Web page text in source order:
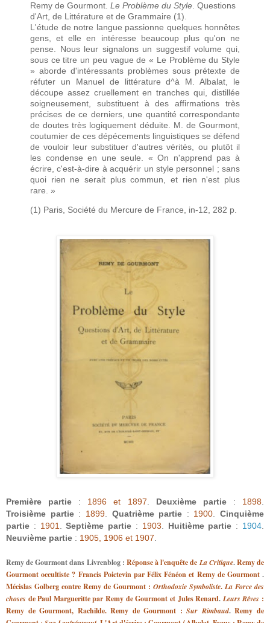
Remy de Gourmont. Le Problème du Style. Questions
d'Art, de Littérature et de Grammaire (1).
L'étude de notre langue passionne quelques honnêtes
gens, et elle en intéresse beaucoup plus qu'on ne
pense. Nous leur signalons un suggestif volume qui,
sous ce titre un peu vague de « Le Problème du Style
» aborde d'intéressants problèmes sous prétexte de
réfuter un Manuel de littérature d^à M. Albalat, le
découpe assez cruellement en tranches qui, distillée
soigneusement, substituent à des affirmations très
précises de ce derniers, une quantité correspondante
de doutes très logiquement déduite. M. de Gourmont,
coutumier de ces dépécements linguistiques se défend
de vouloir leur substituer d'autres vérités, ou plutôt il
les condense en une seule. « On n'apprend pas à
écrire, c'est-à-dire à acquérir un style personnel ; sans
quoi rien ne serait plus commun, et rien n'est plus
rare. »
(1) Paris, Société du Mercure de France, in-12, 282 p.
Première partie : 1896 et 1897. Deuxième partie: 1898.
Troisième partie: 1899. Quatrième partie : 1900. Cinquième
partie : 1901.Septième partie : 1903. Huitième partie : 1904.
Neuvième partie : 1905, 1906 et 1907.
Remy de Gourmontdans Livrenblog: Réponse à l'enquête de La Critique.Remy de
Gourmont occultiste ? Francis Poictevin par Félix Fénéon et Remy de Gourmont.
Mécislas Golberg contre Remy de Gourmont : Orthodoxie Symboliste. La Force des
choses de Paul Margueritte par Remy de Gourmont et Jules Renard. Leurs Rêves :
Remy de Gourmont, Rachilde. Remy de Gourmont :Sur Rimbaud.Remy de